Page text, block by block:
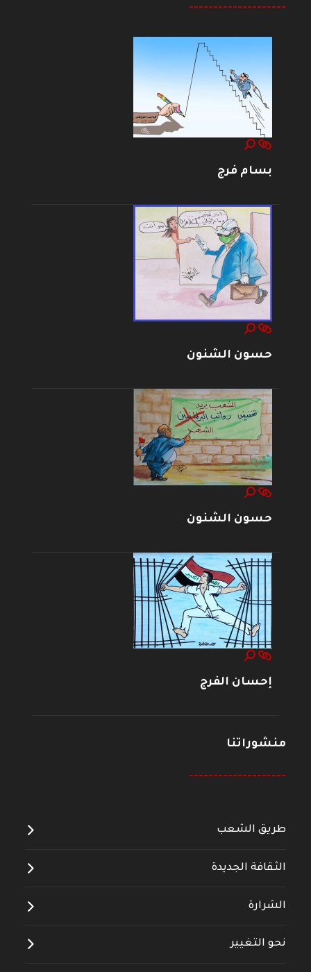
--------------------
بسام فرج
حسون الشنون
حسون الشنون
إحسان الفرج
منشوراتنا
--------------------
طريق الشعب
الثقافة الجديدة
الشرارة
نحو التغيير